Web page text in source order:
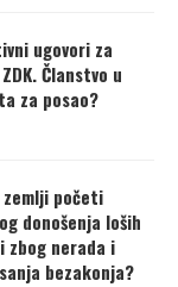
ugovori za
Članstvo u
za posao?
zemlji početi
donošenja loših
zbog nerada i
bezakonja?